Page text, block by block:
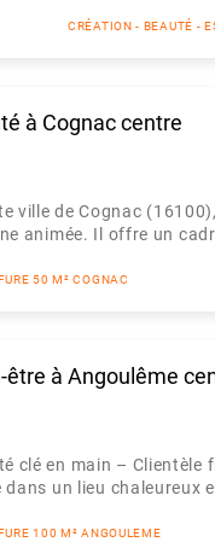
CRÉATION - BEAUTÉ -
à Cognac centre
ville de Cognac
animée. Il offre un
50 M² COGNAC
à Angoulême
clé en main –
un lieu chaleureux
100 M² ANGOULEME